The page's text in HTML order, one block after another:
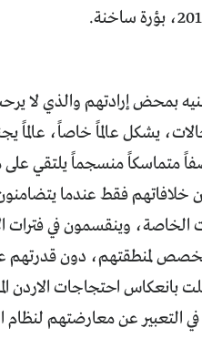
بمحض إرادتهم والذي لا
يشكل عالماً خاصاً، عالماً
صفاً متماسكاً منسجماً يلتقي
خلافاتهم فقط عندما يتضامنون
الخاصة، وينقسمون في فترات
لمنطقتهم، دون قدرتهم
بانعكاس احتجاجات الاردن
في التعبير عن معارضتهم